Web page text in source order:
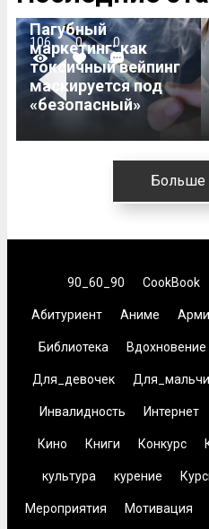
Previous
106 0 0
Пагубный
маркетинг: как
токсичный вейпинг
маскируется под
«безопасный»
Больше
90_60_90 CookBook
Абитуриент Аниме
Библиотека Вдохновение
Для_девочек
Инвалидность Интернет
Кино Книги Конкурс
культура курение
Мероприятия Мотивация